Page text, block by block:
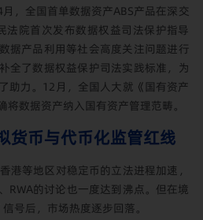
，全国首单数据资产ABS产品在深交
法院首次发布数据权益司法保护指导
据产品利用等社会高度关注问题进行
全了数据权益保护司法实践标准，为
助力。12月，全国人大就《国有资产
数据资产纳入国有资产管理范畴。
货币与代币化监管红线
港等地区对稳定币的立法进程加速，
RWA的讨论也一度达到沸点。但在境
号后，市场热度逐步回落。